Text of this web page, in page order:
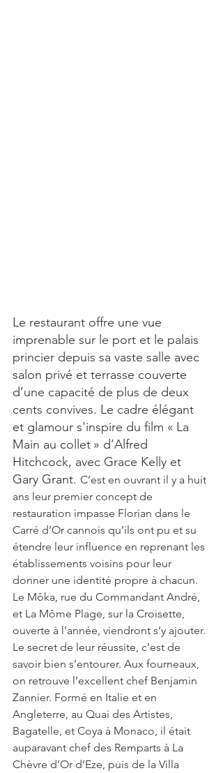
Le restaurant offre une vue
imprenable sur le port et le palais
princier depuis sa vaste salle avec
salon privé et terrasse couverte
d’une capacité de plus de deux
cents convives. Le cadre élégant
et glamour s'inspire du film « La
Main au collet » d’Alfred
Hitchcock, avec Grace Kelly et
Gary Grant. C’est en ouvrant il y a huit
ans leur premier concept de
restauration impasse Florian dans le
Carré d’Or cannois qu’ils ont pu et su
étendre leur influence en reprenant les
établissements voisins pour leur
donner une identité propre à chacun.
Le Môka, rue du Commandant André,
et La Môme Plage, sur la Croisette,
ouverte à l’année, viendront s’y ajouter.
Le secret de leur réussite, c’est de
savoir bien s’entourer. Aux fourneaux,
on retrouve l’excellent chef Benjamin
Zannier. Formé en Italie et en
Angleterre, au Quai des Artistes,
Bagatelle, et Coya à Monaco, il était
auparavant chef des Remparts à La
Chèvre d’Or d’Eze, puis de la Villa